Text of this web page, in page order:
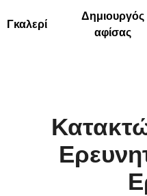
Γκαλερί
Δημιουργός
αφίσας